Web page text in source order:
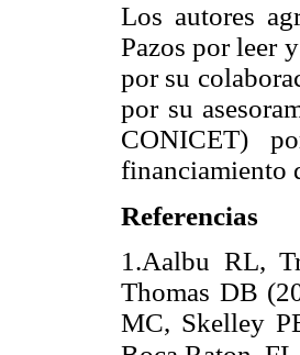
Los autores
Pazos por leer
por su
por su
CONICET)
financiamiento
Referencias
1.Aalbu RL,
Thomas DB
MC, Skelley